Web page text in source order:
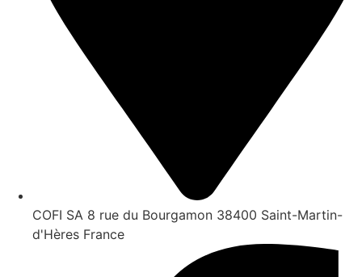
COFI SA 8 rue du Bourgamon 38400 Saint-Martin-
d'Hères France